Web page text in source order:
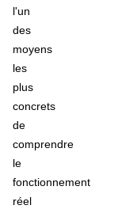
l'un
des
moyens
les
plus
concrets
de
comprendre
le
fonctionnement
réel